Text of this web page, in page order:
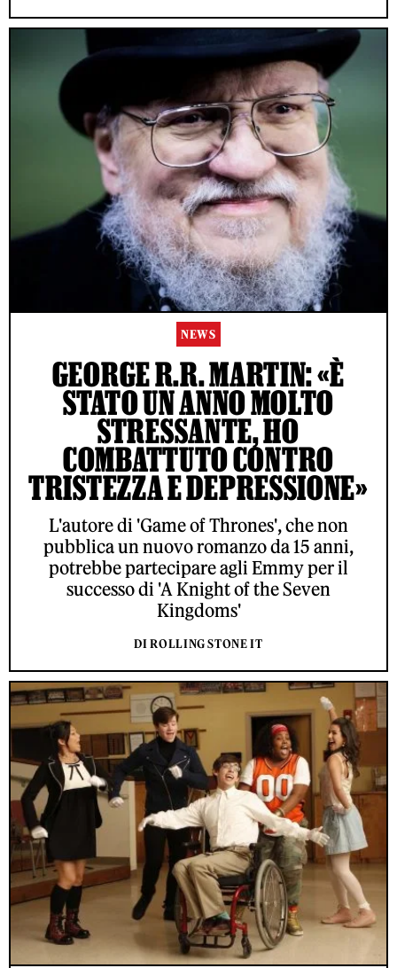
NEWS
GEORGE R.R. MARTIN: «È
STATO UN ANNO MOLTO
STRESSANTE, HO
COMBATTUTO CONTRO
TRISTEZZA E DEPRESSIONE»
L'autore di 'Game of Thrones', che non
pubblica un nuovo romanzo da 15 anni,
potrebbe partecipare agli Emmy per il
successo di 'A Knight of the Seven
Kingdoms'
DI ROLLING STONE IT